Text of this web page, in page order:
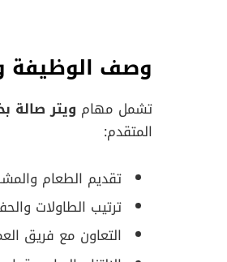
وصف الوظيفة
تشمل مهام ويتر صالة
المتقدم:
تقديم الطعام
ترتيب الطاولات
التعاون مع فريق